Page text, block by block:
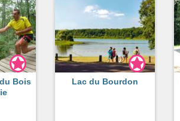
Bois
Lac du Bourdon